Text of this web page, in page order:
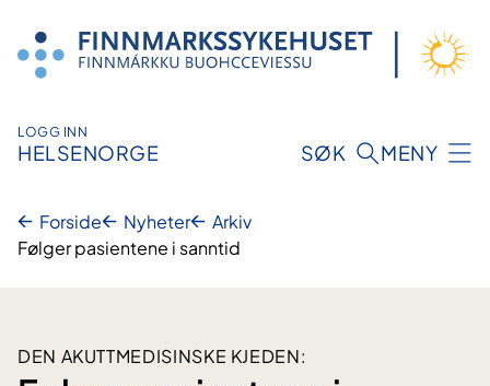
innhold
LOGG INN
HELSENORGE SØK MENY
Forside Nyheter
Arkiv
Følger pasientene i sanntid
DEN AKUTTMEDISINSKE KJEDEN: